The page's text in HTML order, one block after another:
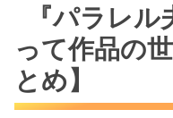
『パラレ
って作品の
とめ】